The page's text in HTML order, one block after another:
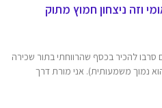
לאומי וזה ניצחון חמוץ מתוק
סרבו להכיר בכסף שהרווחתי בתור שכירה
נמוך משמעותית). אני מורת דרך